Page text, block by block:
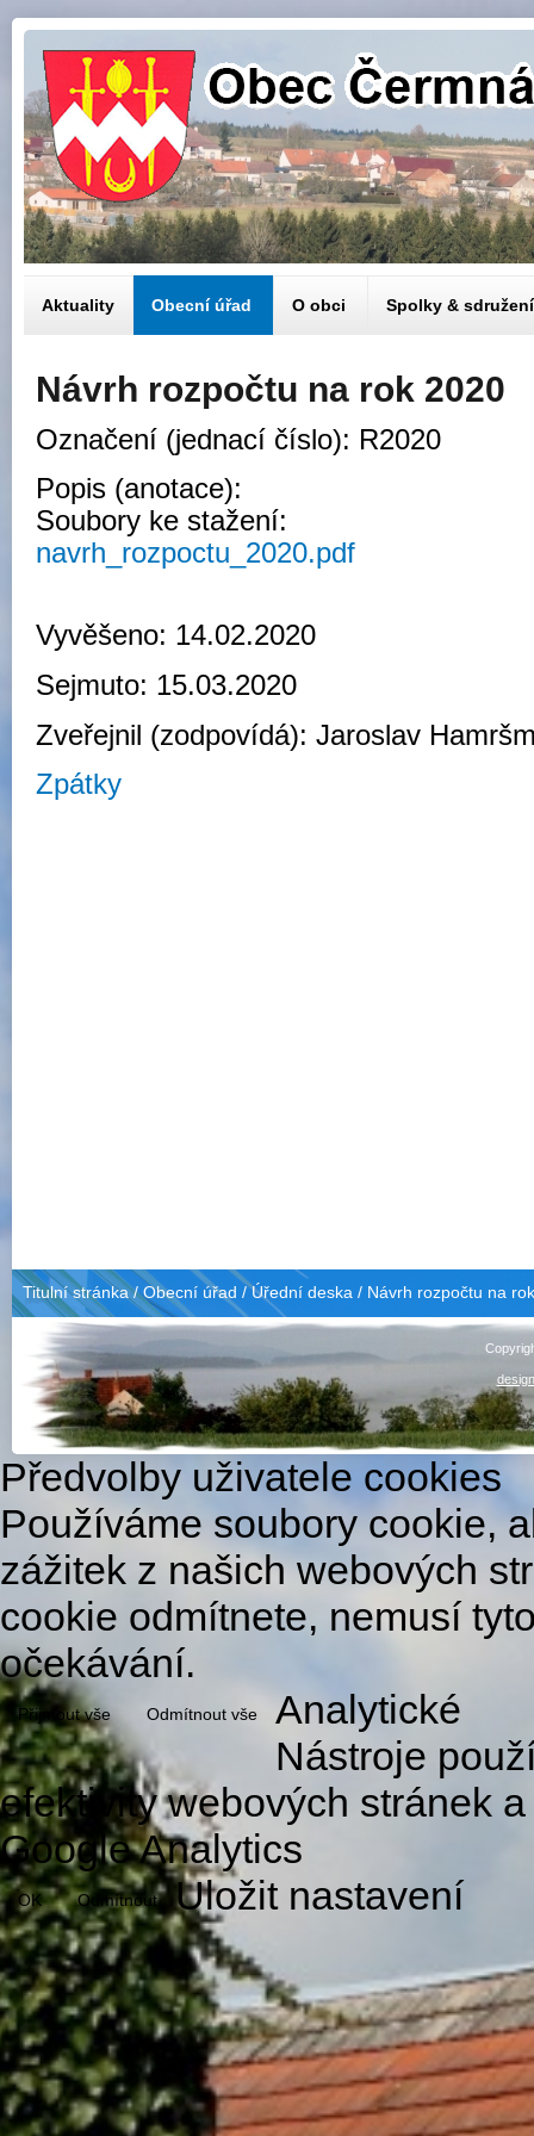
Aktuality Obecní úřad O obci Spolky & sdružení
Návrh rozpočtu na rok 2020
Označení (jednací číslo): R2020
Popis (anotace):
Soubory ke stažení:
navrh_rozpoctu_2020.pdf
Vyvěšeno: 14.02.2020
Sejmuto: 15.03.2020
Zveřejnil (zodpovídá): Jaroslav
Zpátky
Titulní stránka /Obecní úřad / Úřední deska / Návrh rozpočtu na
Předvolby uživatele cookies
Používáme soubory cookie,
zážitek z našich webových
cookie odmítnete, nemusí
očekávání.
Přijmout vše Odmítnout vše
Analytické
Nástroje
efektivity webových stránek
Google Analytics
OK Odmítnout Uložit nastavení